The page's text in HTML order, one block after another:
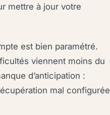
mettre à jour votre
est bien paramétré.
viennent moins du
d’anticipation :
mal configurée